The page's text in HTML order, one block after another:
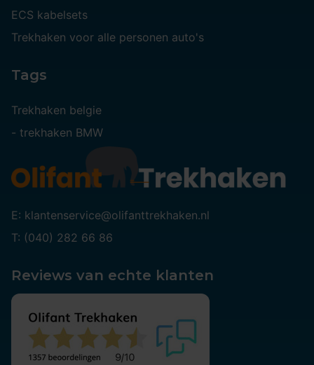
ECS kabelsets
Trekhaken voor alle personen auto's
Tags
Trekhaken belgie
- trekhaken BMW
E: klantenservice@olifanttrekhaken.nl
T: (040) 282 66 86
Reviews van echte klanten